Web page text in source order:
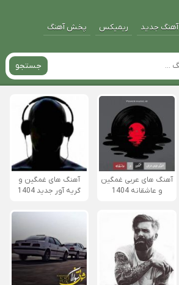
آهنگ جدید ریمیکس پخش آهنگ
جستجو
آهنگ های عربی غمگین
و عاشقانه 1404
آهنگ های غمگین و
گریه آور جدید 1404